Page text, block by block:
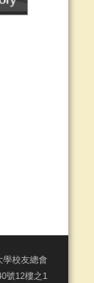
學校友總會
號12樓之1